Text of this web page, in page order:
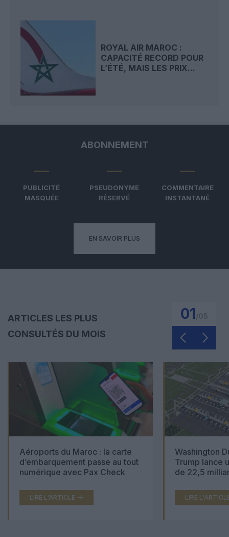
ROYAL AIR MAROC :
CAPACITÉ RECORD POUR
L’ÉTÉ, MAIS LES PRIX...
ABONNEMENT
PUBLICITÉ
MASQUÉE
PSEUDONYME
RÉSERVÉ
COMMENTAIRE
INSTANTANÉ
EN SAVOIR PLUS
ARTICLES LES PLUS
CONSULTÉS DU MOIS
01
Aéroports du Maroc : la carte
d’embarquement passe au tout
numérique avec Pax Check
LIRE L'ARTICLE
Washington
Trump lance
de 22,5
LIRE